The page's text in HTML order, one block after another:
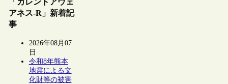
「カレントアウェ
アネス-R」新着記
事
2026年08月07
日
令和8年熊本
地震による文
化財等の被害